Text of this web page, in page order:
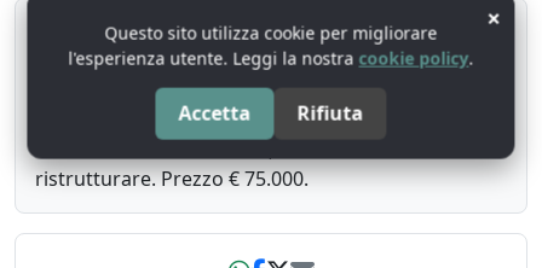
Riepilogo
Abitazione a COPERTINO (LE). 220 mq, 9 locali, 1
bagni. Primo di 2 piani senza ascensore. Cucina
abitabile, 2 balconi, Posto auto doppio,
riscaldamento autonomo, condizione Da
ristrutturare. Prezzo € 75.000.
×
Questo sito utilizza cookie per migliorare
l'esperienza utente. Leggi la nostra cookie policy.
Accetta Rifiuta